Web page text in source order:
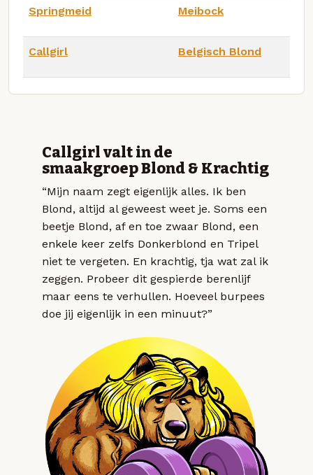
Springmeid Meibock
Callgirl Belgisch Blond
Callgirl valt in de
smaakgroep Blond & Krachtig
“Mijn naam zegt eigenlijk alles. Ik ben
Blond, altijd al geweest weet je. Soms een
beetje Blond, af en toe zwaar Blond, een
enkele keer zelfs Donkerblond en Tripel
niet te vergeten. En krachtig, tja wat zal ik
zeggen. Probeer dit gespierde berenlijf
maar eens te verhullen. Hoeveel burpees
doe jij eigenlijk in een minuut?”